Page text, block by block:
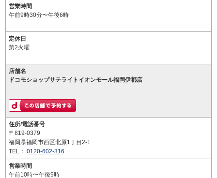
営業時間
午前9時30分〜午後6時
定休日
第2火曜
店舗名
ドコモショップサテライトイオンモール福岡伊都店
住所/電話番号
〒819-0379
福岡県福岡市西区北原1丁目2-1
TEL： 0120-602-316
営業時間
午前10時〜午後9時